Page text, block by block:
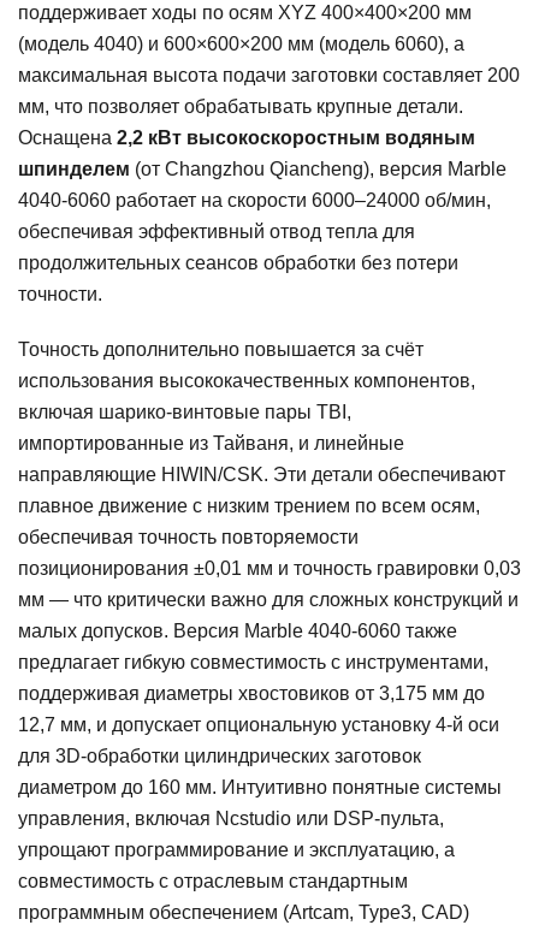
поддерживает ходы по осям XYZ 400×400×200 мм
(модель 4040) и 600×600×200 мм (модель 6060), а
максимальная высота подачи заготовки составляет 200
мм, что позволяет обрабатывать крупные детали.
Оснащена 2,2 кВт высокоскоростным водяным
шпинделем (от Changzhou Qiancheng), версия Marble
4040-6060 работает на скорости 6000–24000 об/мин,
обеспечивая эффективный отвод тепла для
продолжительных сеансов обработки без потери
точности.
Точность дополнительно повышается за счёт
использования высококачественных компонентов,
включая шарико-винтовые пары TBI,
импортированные из Тайваня, и линейные
направляющие HIWIN/CSK. Эти детали обеспечивают
плавное движение с низким трением по всем осям,
обеспечивая точность повторяемости
позиционирования ±0,01 мм и точность гравировки 0,03
мм — что критически важно для сложных конструкций и
малых допусков. Версия Marble 4040-6060 также
предлагает гибкую совместимость с инструментами,
поддерживая диаметры хвостовиков от 3,175 мм до
12,7 мм, и допускает опциональную установку 4-й оси
для 3D-обработки цилиндрических заготовок
диаметром до 160 мм. Интуитивно понятные системы
управления, включая Ncstudio или DSP-пульта,
упрощают программирование и эксплуатацию, а
совместимость с отраслевым стандартным
программным обеспечением (Artcam, Type3, CAD)